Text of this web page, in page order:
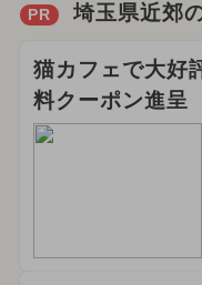
PR 埼玉県近郊
猫カフェで大好
料クーポン進呈